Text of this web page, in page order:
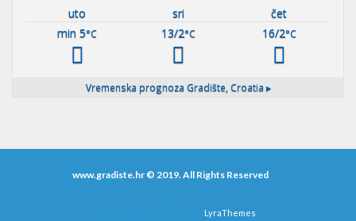
uto sri
čet
min 5°C 13/2°C 16/2°C
Vremenska prognoza Gradište, Croatia ▸
www.gradiste.hr © 2019. All Rights Reserved
LyraThemes